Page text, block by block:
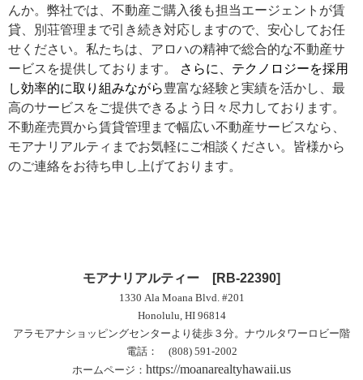
んか。弊社では、不動産ご購入後も担当エージェントが賃
貸、別荘管理まで引き続き対応しますので、安心してお任
せください。私たちは、アロハの精神で総合的な不動産サ
ービスを提供しております。
さらに、テクノロジーを採用
し効率的に取り組みながら豊富な経験と実績を活かし、最
高のサービスをご提供できるよう日々尽力しております。
不動産売買から賃貸管理まで幅広い不動産サービスなら、
モアナリアルティまでお気軽にご相談ください。皆様から
のご連絡をお待ち申し上げております。
モアナリアルティー [RB-22390]
1330 Ala Moana Blvd. #201
Honolulu, HI 96814
アラモアナショッピングセンターより徒歩３分。ナウルタワーロビー階
電話： (808) 591-2002
ホームページ： https://moanarealtyhawaii.us